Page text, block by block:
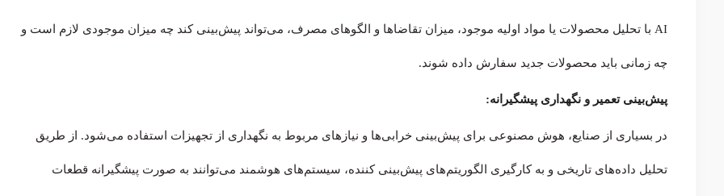
AI با تحلیل محصولات یا مواد اولیه موجود، میزان تقاضاها و الگوهای مصرف، می‌تواند پیش‌بینی کند چه میزان موجودی لازم است و
چه زمانی باید محصولات جدید سفارش داده شوند.
پیش‌بینی تعمیر و نگهداری پیشگیرانه:
در بسیاری از صنایع، هوش مصنوعی برای پیش‌بینی خرابی‌ها و نیازهای مربوط به نگهداری از تجهیزات استفاده می‌شود. از طریق
تحلیل داده‌های تاریخی و به کارگیری الگوریتم‌های پیش‌بینی‌ کننده، سیستم‌های هوشمند می‌توانند به صورت پیشگیرانه قطعات